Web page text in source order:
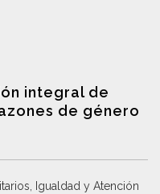
integral de
de género
Igualdad y Atención